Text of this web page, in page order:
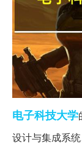
电子科技大学
设计与集成系